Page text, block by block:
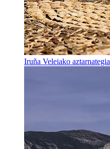
Iruña Veleiako aztarnategia